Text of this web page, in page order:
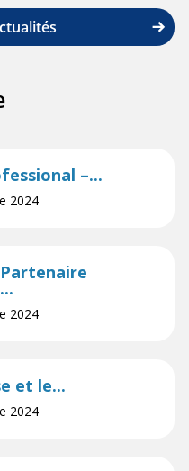
–...
2024
Partenaire
2024
et le...
2024